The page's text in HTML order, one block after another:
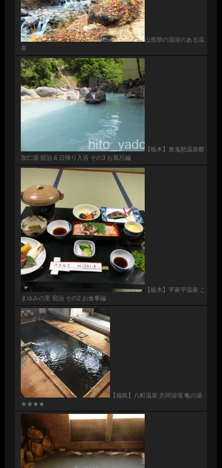
山形県の混浴のある温
泉
【栃木】奥鬼怒温泉郷
加仁湯 宿泊 & 日帰り入浴 その3 お風呂編
【栃木】平家平温泉 こ
まゆみの里 宿泊 その2 お食事編
【福島】八町温泉 共同浴場 亀の湯
★★★★